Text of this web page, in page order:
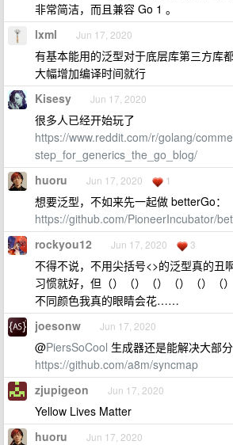
非常简洁，而且兼容 Go 1 。
lxml Jun 17, 2020
有基本能用的泛型对于底层库第三方库
大幅增加编译时间就行
Kisesy Jun 17, 2020
很多人已经开始玩了
https://www.reddit.com/r/golang/
step_for_generics_the_go_blog/
huoru Jun 17, 2020 1
想要泛型，不如来先一起做 betterGo：
https://github.com/PioneerIncubator/
rockyou12 Jun 17, 2020 3
不得不说，不用尖括号<>的泛型真的
习惯就好，但（）（）（）（）（）（
不同颜色我真的眼睛会花……
joesonw Jun 17, 2020
@PiersSoCool 生成器还是能解决大部
https://github.com/a8m/syncmap
zjupigeon Jun 17, 2020
Yellow Lives Matter
huoru Jun 17, 2020